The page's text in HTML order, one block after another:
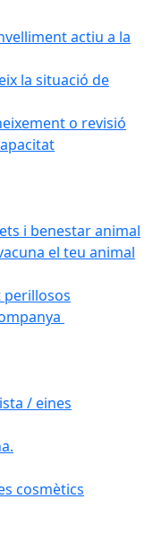
actiu a la
la situació de
o revisió
i benestar animal
el teu animal
perillosos
/ eines
cosmètics